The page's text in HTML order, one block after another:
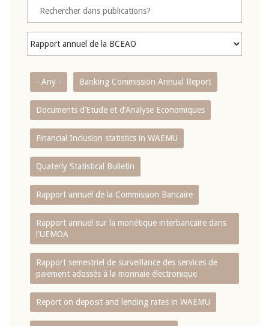
- Any - Banking Commission Annual Report
Documents d’Etude et d’Analyse Economiques
Financial Inclusion statistics in WAEMU
Quaterly Statistical Bulletin
Rapport annuel de la Commission Bancaire
Rapport annuel sur la monétique interbancaire dans
l'UEMOA
Rapport semestriel de surveillance des services de
paiement adossés à la monnaie électronique
Report on deposit and lending rates in WAEMU